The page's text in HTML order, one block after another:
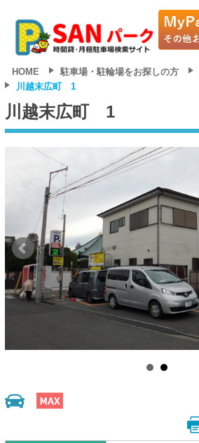
HOME 駐車場・駐輪場をお探しの方
川越末広町 1
川越末広町 1